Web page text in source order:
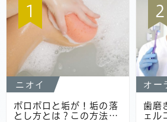
1
ニオイ
ポロポロと垢が！垢の落
とし方とは？この方法…
2
オー
歯磨
ェル